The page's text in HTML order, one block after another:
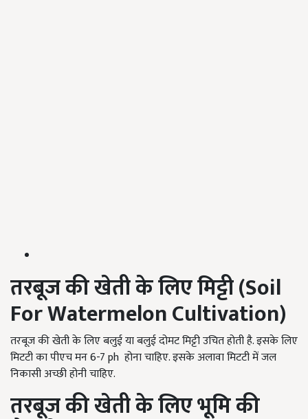
तरबूज की खेती के लिए मिट्टी (Soil
For Watermelon Cultivation)
तरबूज की खेती के लिए बलुई या बलुई दोमट मिट्टी उचित होती है. इसके लिए
मिटटी का पीएच मन 6-7 ph होना चाहिए. इसके अलावा मिटटी में जल
निकासी अच्छी होनी चाहिए.
तरबूज की खेती के लिए भूमि की